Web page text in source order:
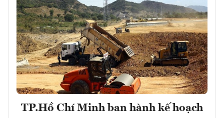
TP.Hồ Chí Minh ban hành kế hoạch